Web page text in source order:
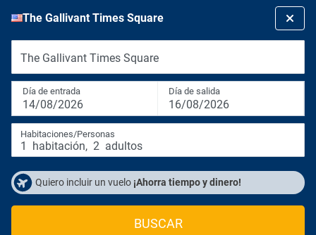
The Gallivant Times Square
The Gallivant Times Square
Día de entrada
14/08/2026
Día de salida
16/08/2026
Habitaciones/Personas
1 habitación, 2 adultos
Quiero incluir un vuelo ¡Ahorra tiempo y dinero!
BUSCAR